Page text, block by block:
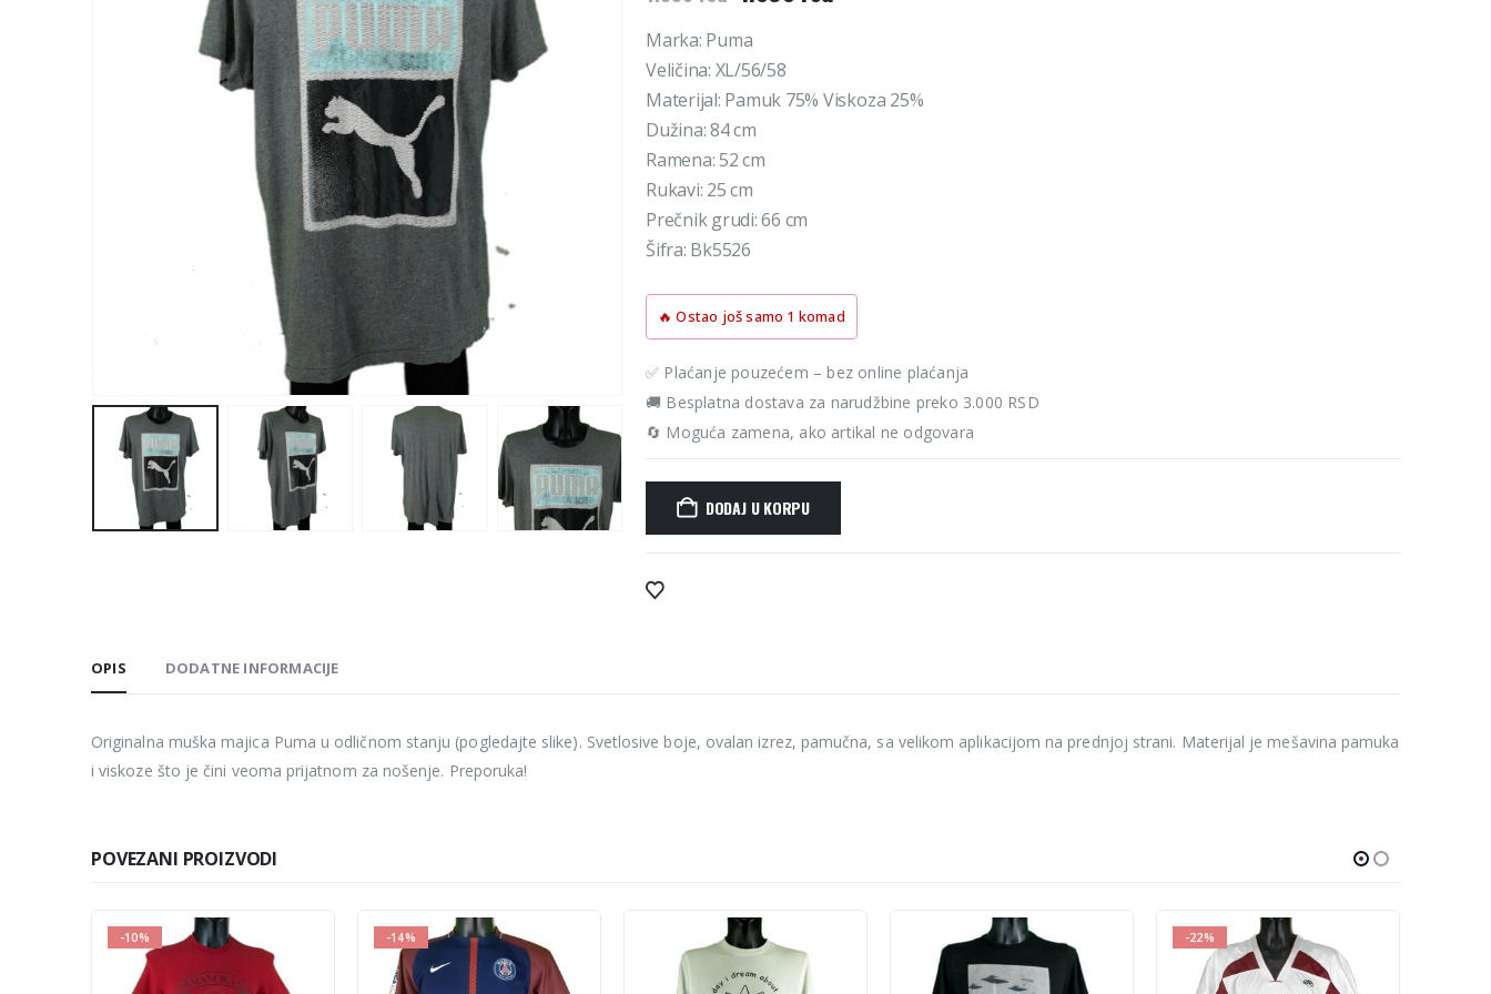
cena
je
bila:
1.890 rsd.
cena
Marka: Puma
Veličina: XL/56/58
Materijal: Pamuk 75% Viskoza 25%
Dužina: 84 cm
Ramena: 52 cm
Rukavi: 25 cm
Prečnik grudi: 66 cm
Šifra: Bk5526
🔥 Ostao još samo 1 komad
✅ Plaćanje pouzećem – bez online plaćanja
🚚 Besplatna dostava za narudžbine preko 3.000 RSD
🔄 Moguća zamena, ako artikal ne odgovara
DODAJ U KORPU
Alternative:
OPIS DODATNE INFORMACIJE
Originalna muška majica Puma u odličnom stanju (pogledajte slike). Svetlosive boje, ovalan izrez, pamučna, sa velikom aplikacijom na prednjoj strani. Materijal je mešavina pamuka
i viskoze što je čini veoma prijatnom za nošenje. Preporuka!
POVEZANI PROIZVODI
-14% -10%